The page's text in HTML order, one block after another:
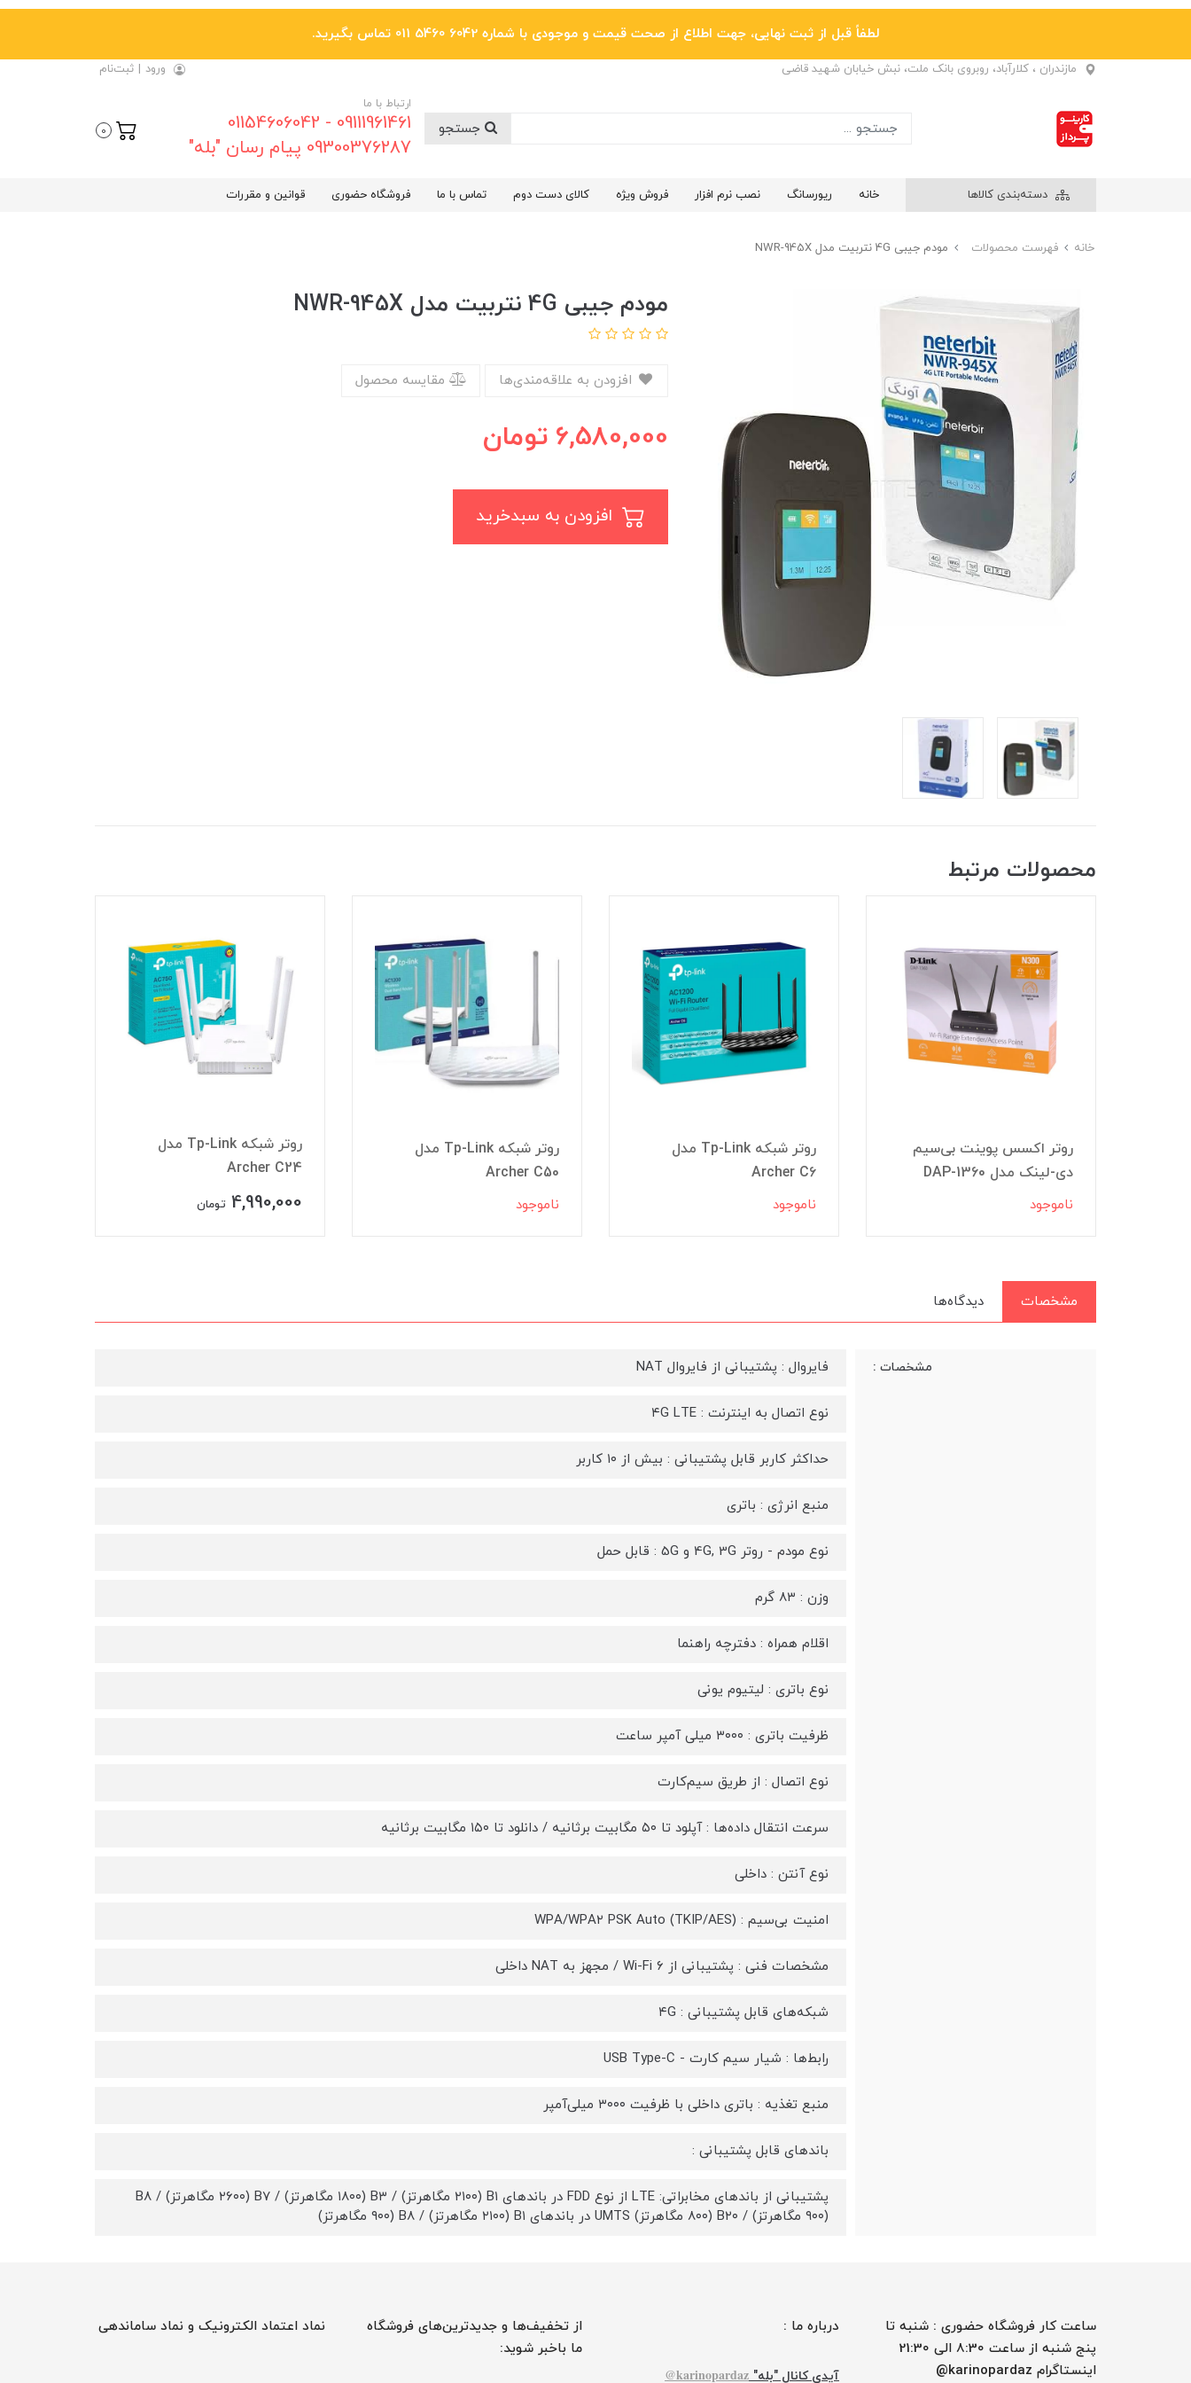
لطفاً قبل از ثبت نهایی، جهت اطلاع از صحت قیمت و موجودی با شماره 6042 5460 011 تماس بگیرید.
مازندران ، کلارآباد، روبروی بانک ملت، نبش خیابان شهید قاضی ورود | ثبت‌نام
ارتباط با ما
09111961461 - 01154606042
09300376287 پیام رسان "بله"
0
دسته‌بندی کالاها خانه ریورسانگ نصب نرم افزار فروش ویژه کالای دست دوم تماس با ما فروشگاه حضوری قوانین و مقررات
خانه فهرست محصولات مودم جیبی 4G نتربیت مدل NWR-945X
مودم جیبی 4G نتربیت مدل NWR-945X
مقایسه محصول
6,580,000 تومان
محصولات مرتبط
روتر اکسس پوینت بی‌سیم
دی-لینک مدل DAP-1360
ناموجود
روتر شبکه Tp-Link مدل
Archer C6
ناموجود
روتر شبکه Tp-Link مدل
Archer C50
ناموجود
روتر شبکه Tp-Link مدل
Archer C24
4,990,000 تومان
مشخصات دیدگاه‌ها
مشخصات : فایروال : پشتیبانی از فایروال NAT
نوع اتصال به اینترنت : ۴G LTE
حداکثر کاربر قابل پشتیبانی : بیش از ۱۰ کاربر
منبع انرژی : باتری
نوع مودم - روتر 4G, 3G و 5G : قابل حمل
وزن : ۸۳ گرم
اقلام همراه : دفترچه‌ راهنما
نوع باتری : لیتیوم یونی
ظرفیت باتری : ۳۰۰۰ میلی آمپر ساعت
نوع اتصال : از طریق سیم‌کارت
سرعت انتقال داده‌ها : آپلود تا ۵۰ مگابیت بر‌ثانیه / دانلود تا ۱۵۰ مگابیت برثانیه
نوع آنتن : داخلی
امنیت بی‌سیم : WPA/WPA۲ PSK Auto (TKIP/AES)
مشخصات فنی : پشتیبانی از Wi-Fi ۶ / مجهز به NAT داخلی
شبکه‌های قابل پشتیبانی : ۴G
رابط‌ها : شیار سیم کارت - USB Type-C
منبع تغذیه : باتری داخلی با ظرفیت ۳۰۰۰ میلی‌آمپر
باندهای قابل پشتیبانی :
پشتیبانی از باندهای مخابراتی: LTE از نوع FDD در باندهای B۱ (۲۱۰۰ مگاهرتز) / B۳ (۱۸۰۰ مگاهرتز) / B۷ (۲۶۰۰ مگاهرتز) / B۸
(۹۰۰ مگاهرتز) / B۲۰ (۸۰۰ مگاهرتز) UMTS در باندهای B۱ (۲۱۰۰ مگاهرتز) / B۸ (۹۰۰ مگاهرتز)
ساعت کار فروشگاه حضوری : شنبه تا
پنج شنبه از ساعت 8:30 الی 21:30
اینستاگرام karinopardaz@
درباره ما :
آیدی کانال "بله" karinopardaz@
از تخفیف‌ها و جدیدترین‌های فروشگاه
ما باخبر شوید:
نماد اعتماد الکترونیک و نماد ساماندهی